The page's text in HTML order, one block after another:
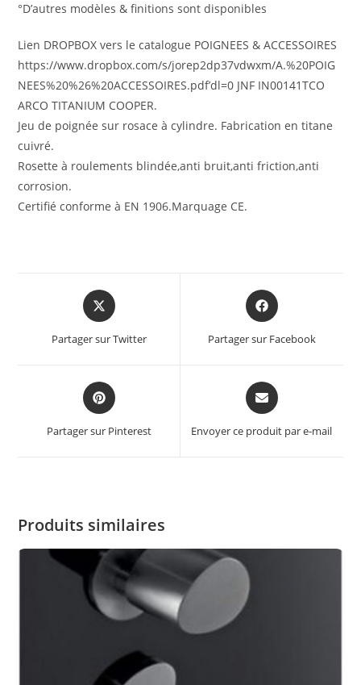
°D’autres modèles & finitions sont disponibles
Lien DROPBOX vers le catalogue POIGNEES & ACCESSOIRES
https://www.dropbox.com/s/jorep2dp37vdwxm/A.%20POIG
NEES%20%26%20ACCESSOIRES.pdf’dl=0 JNF IN00141TCO
ARCO TITANIUM COOPER.
Jeu de poignée sur rosace à cylindre. Fabrication en titane
cuivré.
Rosette à roulements blindée,anti bruit,anti friction,anti
corrosion.
Certifié conforme à EN 1906.Marquage CE.
Partager sur Twitter Partager sur Facebook
Partager sur Pinterest Envoyer ce produit par e-mail
Produits similaires